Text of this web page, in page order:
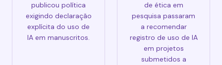
publicou política
exigindo declaração
explícita do uso de
IA em manuscritos.
de ética em
pesquisa passaram
a recomendar
registro de uso de IA
em projetos
submetidos a